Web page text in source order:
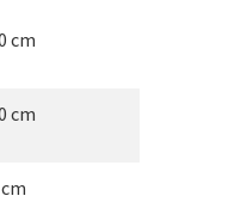
cm
cm